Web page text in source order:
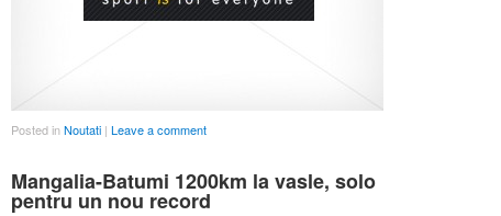
Posted inNoutati | Leave a comment
Mangalia-Batumi 1200km la vasle, solo
pentru un nou record